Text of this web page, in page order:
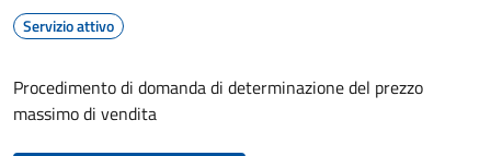
Servizio attivo
Procedimento di domanda di determinazione del prezzo
massimo di vendita